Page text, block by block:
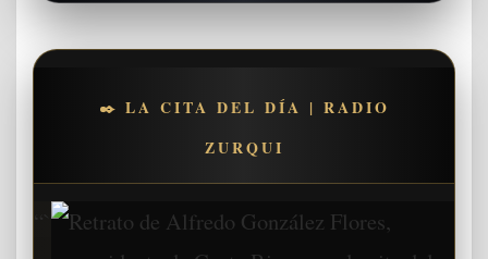
✒️ LA CITA DEL DÍA | RADIO
ZURQUI